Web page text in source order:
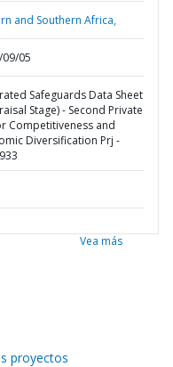
and Southern Africa,
05
Safeguards Data Sheet
Stage) - Second Private
Competitiveness and
Diversification Prj -
Vea más
proyectos